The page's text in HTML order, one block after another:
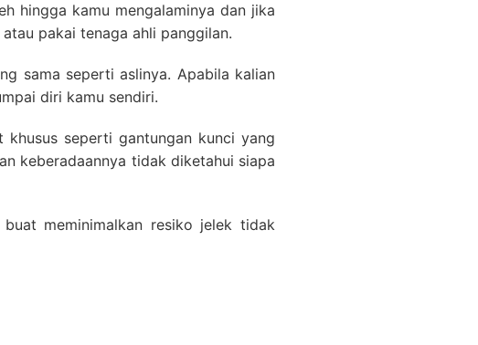
hingga kamu mengalaminya dan jika
pakai tenaga ahli panggilan.
sama seperti aslinya. Apabila kalian
diri kamu sendiri.
seperti gantungan kunci yang
keberadaannya tidak diketahui siapa
meminimalkan resiko jelek tidak